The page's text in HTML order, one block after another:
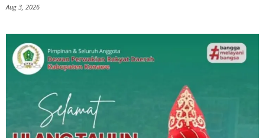
Aug 3, 2026